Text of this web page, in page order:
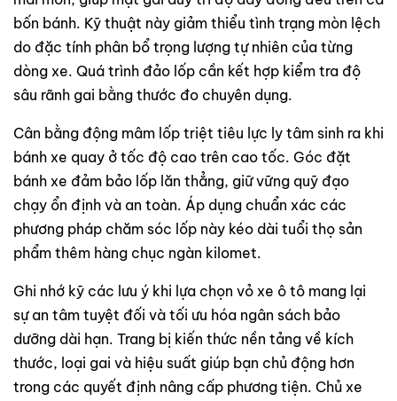
bốn bánh. Kỹ thuật này giảm thiểu tình trạng mòn lệch
do đặc tính phân bổ trọng lượng tự nhiên của từng
dòng xe. Quá trình đảo lốp cần kết hợp kiểm tra độ
sâu rãnh gai bằng thước đo chuyên dụng.
Cân bằng động mâm lốp triệt tiêu lực ly tâm sinh ra khi
bánh xe quay ở tốc độ cao trên cao tốc. Góc đặt
bánh xe đảm bảo lốp lăn thẳng, giữ vững quỹ đạo
chạy ổn định và an toàn. Áp dụng chuẩn xác các
phương pháp chăm sóc lốp này kéo dài tuổi thọ sản
phẩm thêm hàng chục ngàn kilomet.
Ghi nhớ kỹ các lưu ý khi lựa chọn vỏ xe ô tô mang lại
sự an tâm tuyệt đối và tối ưu hóa ngân sách bảo
dưỡng dài hạn. Trang bị kiến thức nền tảng về kích
thước, loại gai và hiệu suất giúp bạn chủ động hơn
trong các quyết định nâng cấp phương tiện. Chủ xe